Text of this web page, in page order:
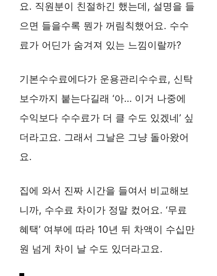
요. 직원분이 친절하긴 했는데, 설명을 들
으면 들을수록 뭔가 꺼림칙했어요. 수수
료가 어딘가 숨겨져 있는 느낌이랄까?
기본수수료에다가 운용관리수수료, 신탁
보수까지 붙는다길래 ‘아… 이거 나중에
수익보다 수수료가 더 클 수도 있겠네’ 싶
더라고요. 그래서 그날은 그냥 돌아왔어
요.
집에 와서 진짜 시간을 들여서 비교해보
니까, 수수료 차이가 정말 컸어요. ‘무료
혜택’ 여부에 따라 10년 뒤 차액이 수십만
원 넘게 차이 날 수도 있더라고요.